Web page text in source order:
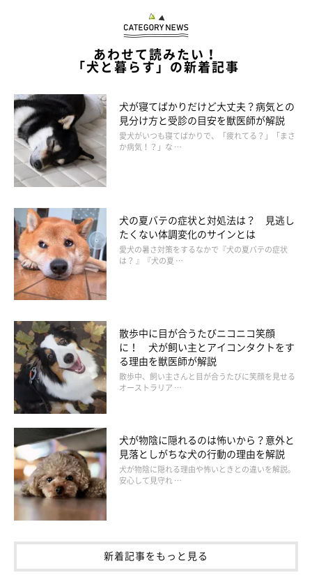
あわせて読みたい！
「犬と暮らす」の新着記事
犬が寝てばかりだけど大丈夫？病気との
見分け方と受診の目安を獣医師が解説
愛犬がいつも寝てばかりで、「疲れてる？」「まさ
か病気！？」な …
犬の夏バテの症状と対処法は？ 見逃し
たくない体調変化のサインとは
愛犬の暑さ対策をするなかで『犬の夏バテの症状
は？ 』『犬の夏 …
散歩中に目が合うたびニコニコ笑顔
に！ 犬が飼い主とアイコンタクトをす
る理由を獣医師が解説
散歩中、飼い主さんと目が合うたびに笑顔を見せる
オーストラリア …
犬が物陰に隠れるのは怖いから？意外と
見落としがちな犬の行動の理由を解説
犬が物陰に隠れる理由や怖いときとの違いを解説。
安心して見守れ …
新着記事をもっと見る